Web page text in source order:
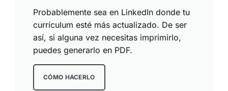
Probablemente sea en LinkedIn donde tu
currículum esté más actualizado. De ser
así, si alguna vez necesitas imprimirlo,
puedes generarlo en PDF.
CÓMO HACERLO